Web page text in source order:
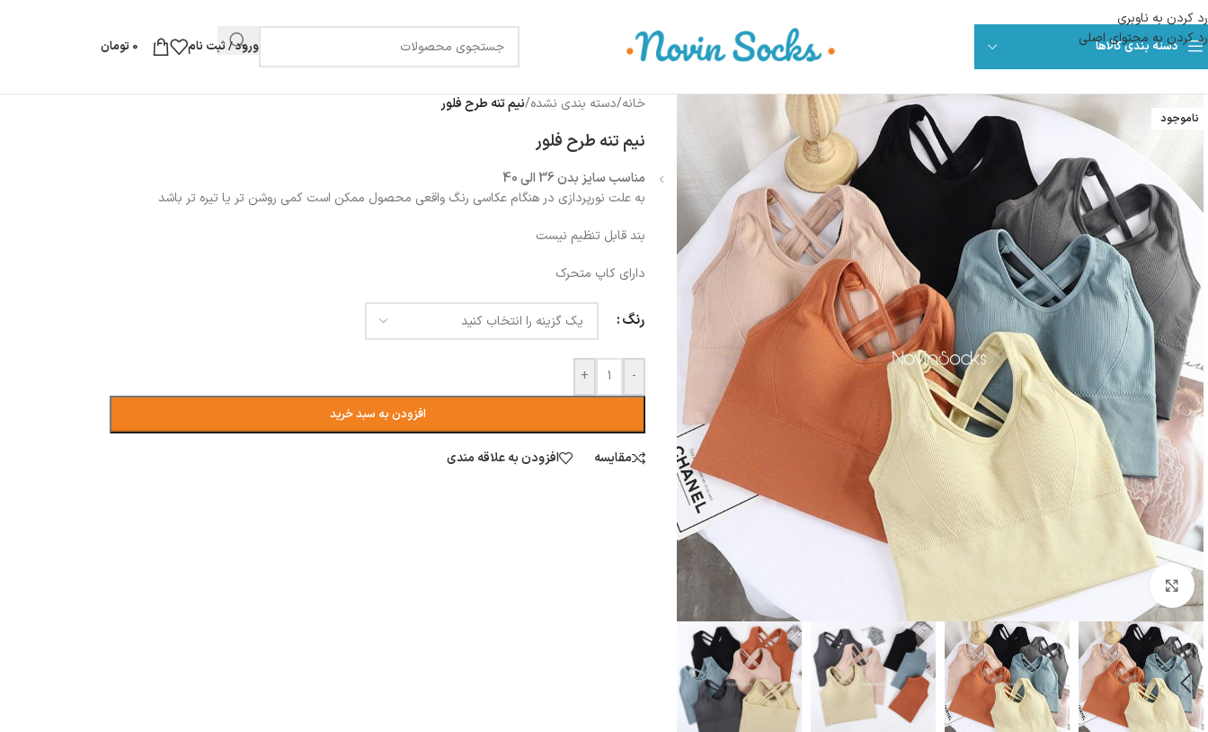
رد کردن به ناوبری
رد کردن به محتوای اصلی
دسته بندی کالاها ورود / ثبت نام 0 تومان
ناموجود
بزرگنمایی تصویر
خانه/دسته بندی نشده/نیم تنه طرح فلور
نیم تنه طرح فلور
مناسب سایز بدن 36 الی 40
به علت نورپردازی در هنگام عکاسی رنگ واقعی محصول ممکن است کمی روشن تر یا تیره تر باشد
بند قابل تنظیم نیست
دارای کاپ متحرک
رنگ
-
+
افزودن به سبد خرید
مقایسه افزودن به علاقه مندی